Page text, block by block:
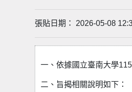
張貼日期： 2026-05-08
一、依據國立臺南大學
二、旨揭相關說明如下：